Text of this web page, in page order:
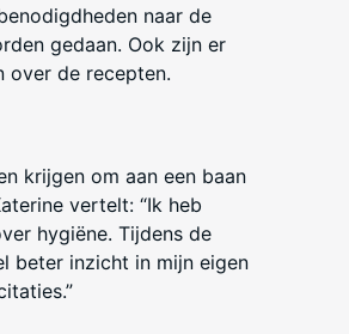
naar de
gedaan. Ook zijn er
over de recepten.
krijgen om aan een baan
vertelt: “Ik heb
hygiëne. Tijdens de
beter inzicht in mijn eigen